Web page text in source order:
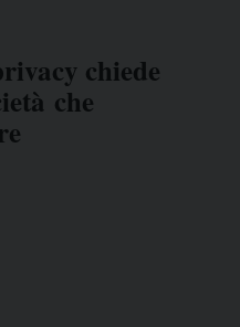
chiede
che